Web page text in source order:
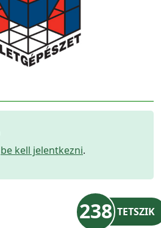
be kell jelentkezni.
238 TETSZIK